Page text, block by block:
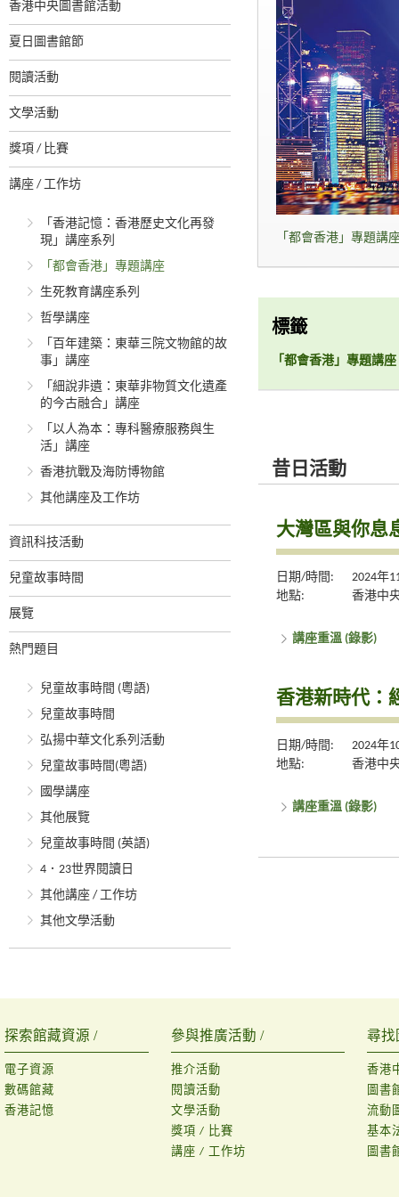
香港中央圖書館活動
夏日圖書館節
閱讀活動
文學活動
獎項 / 比賽
講座 / 工作坊
「香港記憶：香港歷史文化再發
現」講座系列
「都會香港」專題講座
生死教育講座系列
哲學講座
「百年建築：東華三院文物館的故
事」講座
「細說非遺：東華非物質文化遺產
的今古融合」講座
「以人為本：專科醫療服務與生
活」講座
香港抗戰及海防博物館
其他講座及工作坊
資訊科技活動
兒童故事時間
展覽
熱門題目
兒童故事時間 (粵語)
兒童故事時間
弘揚中華文化系列活動
兒童故事時間(粵語)
國學講座
其他展覽
兒童故事時間 (英語)
4．23世界閱讀日
其他講座 / 工作坊
其他文學活動
「都會香港」專題講
標籤
「都會香港」專題講座
昔日活動
大灣區與你息
日期/時間:
2024年
地點:
香港中
講座重溫 (錄影)
香港新時代：
日期/時間:
2024年
地點:
香港中
講座重溫 (錄影)
探索館藏資源 /
電子資源
數碼館藏
香港記憶
參與推廣活動 /
推介活動
閱讀活動
文學活動
獎項 / 比賽
講座 / 工作坊
尋找
香港
圖書
流動
基本
圖書